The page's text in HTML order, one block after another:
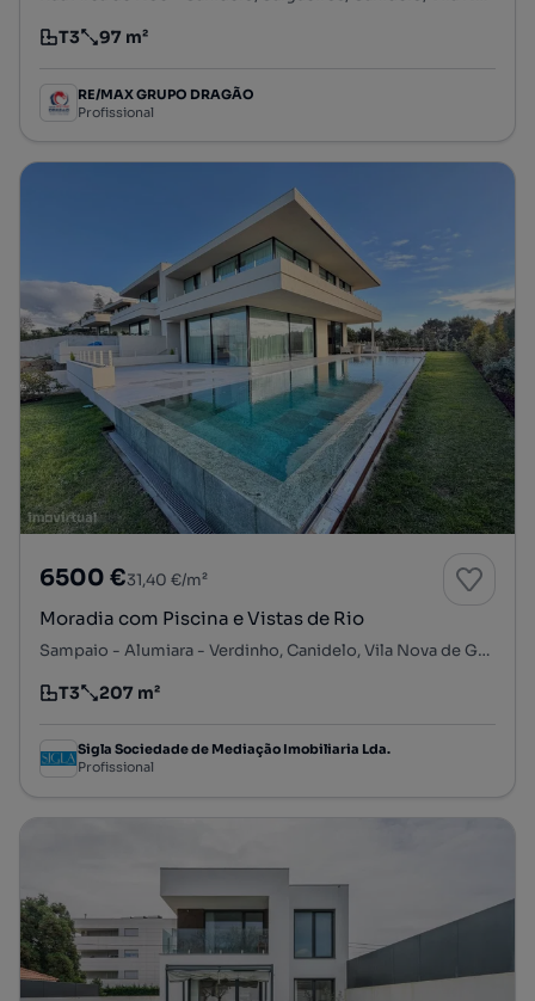
Tipologia
T3
Preço por metro quadrado
97 m²
RE/MAX GRUPO DRAGÃO
Profissional
6500 €31,40 €/m²
Moradia com Piscina e Vistas de Rio
Sampaio - Alumiara - Verdinho, Canidelo, Vila Nova de Gaia, Porto
Tipologia
T3
Preço por metro quadrado
207 m²
Sigla Sociedade de Mediação Imobiliaria Lda.
Profissional